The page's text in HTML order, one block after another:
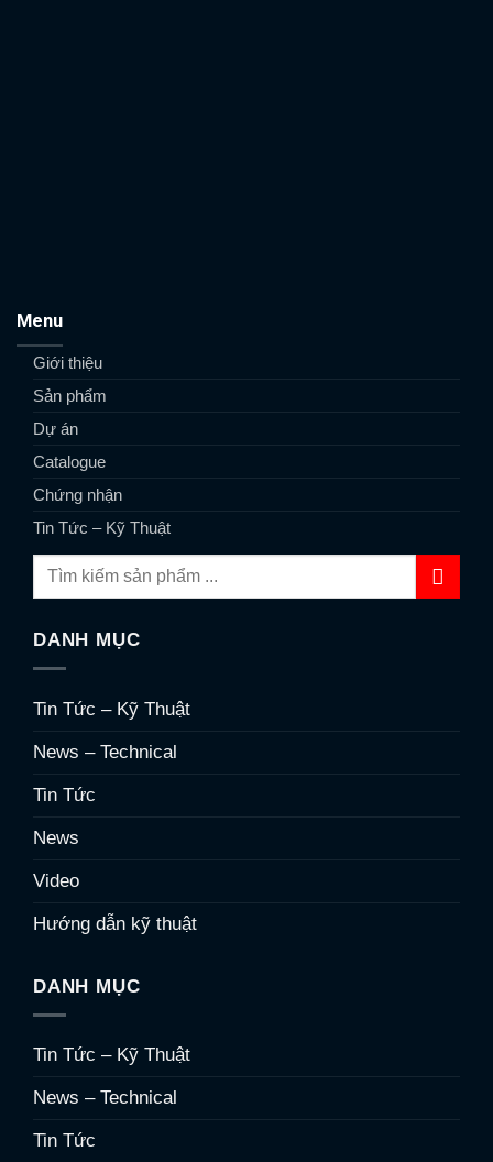
Menu
Giới thiệu
Sản phẩm
Dự án
Catalogue
Chứng nhận
Tin Tức – Kỹ Thuật
DANH MỤC
Tin Tức – Kỹ Thuật
News – Technical
Tin Tức
News
Video
Hướng dẫn kỹ thuật
DANH MỤC
Tin Tức – Kỹ Thuật
News – Technical
Tin Tức